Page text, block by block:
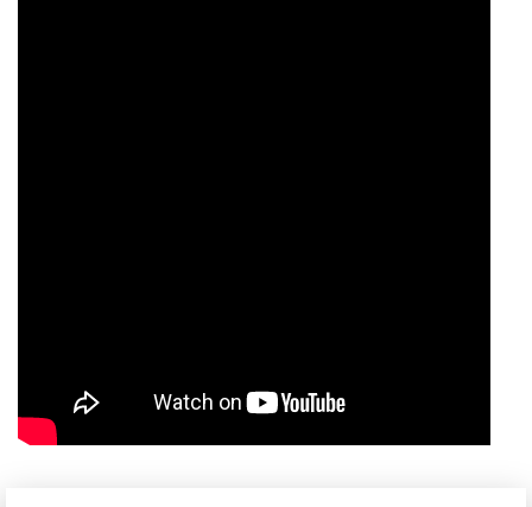
đặc biệt khi làm việc với nhiều cửa sổ hoặc xem video chất
lượng cao.